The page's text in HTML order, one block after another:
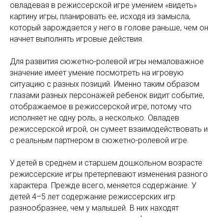
овладевая в режиссерской игре умением «видеть»
картину игры, планировать ее, исходя из замысла,
который зарождается у него в голове раньше, чем он
начнет выполнять игровые действия.
Для развития сюжетно-ролевой игры немаловажное
значение имеет умение посмотреть на игровую
ситуацию с разных позиций. Именно таким образом
глазами разных персонажей ребенок видит событие,
отображаемое в режиссерской игре, потому что
исполняет не одну роль, а несколько. Овладев
режиссерской игрой, он сумеет взаимодействовать и
с реальным партнером в сюжетно-ролевой игре.
У детей в среднем и старшем дошкольном возрасте
режиссерские игры претерпевают изменения разного
характера. Прежде всего, меняется содержание. У
детей 4–5 лет содержание режиссерских игр
разнообразнее, чем у малышей. В них находят